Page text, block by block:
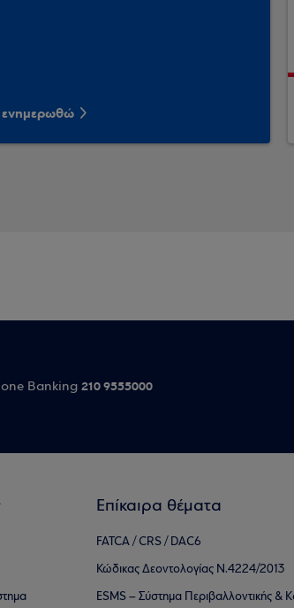
Banking 210 9555000
Επίκαιρα θέματα
FATCA / CRS / DAC6
Κώδικας Δεοντολογίας Ν.4224/2013
ESMS – Σύστημα Περιβαλλοντικής &